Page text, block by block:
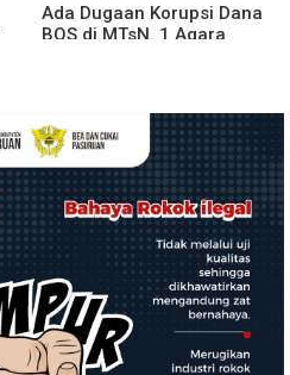
Ada Dugaan Korupsi Dana
BOS di MTsN. 1 Agara